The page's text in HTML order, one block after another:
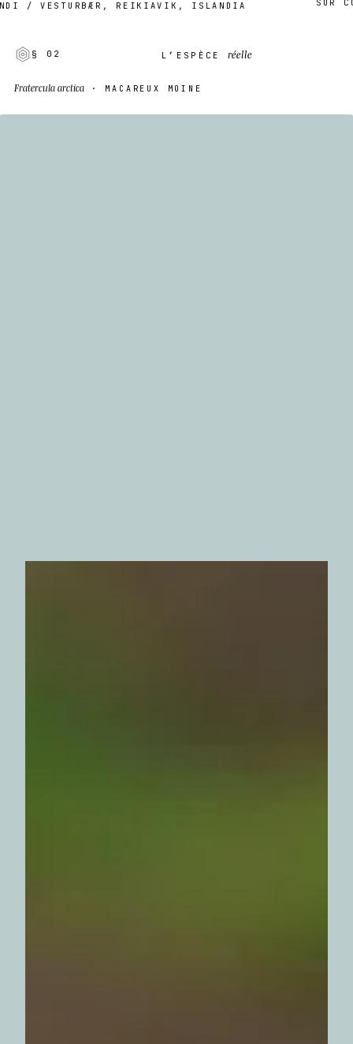
/ VESTURBÆR, REIKIAVIK, ISLANDIA
§ 02 L’ESPÈCEréelle
Fratercula arctica · MACAREUX MOINE